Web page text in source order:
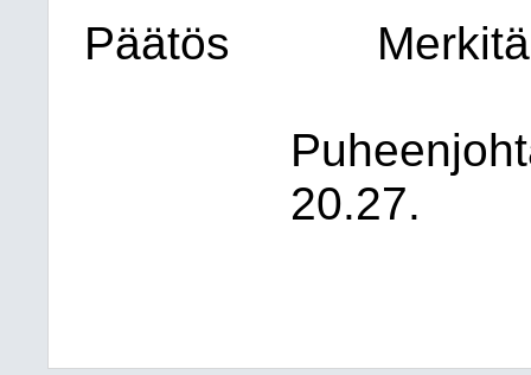
Päätös
20.27.